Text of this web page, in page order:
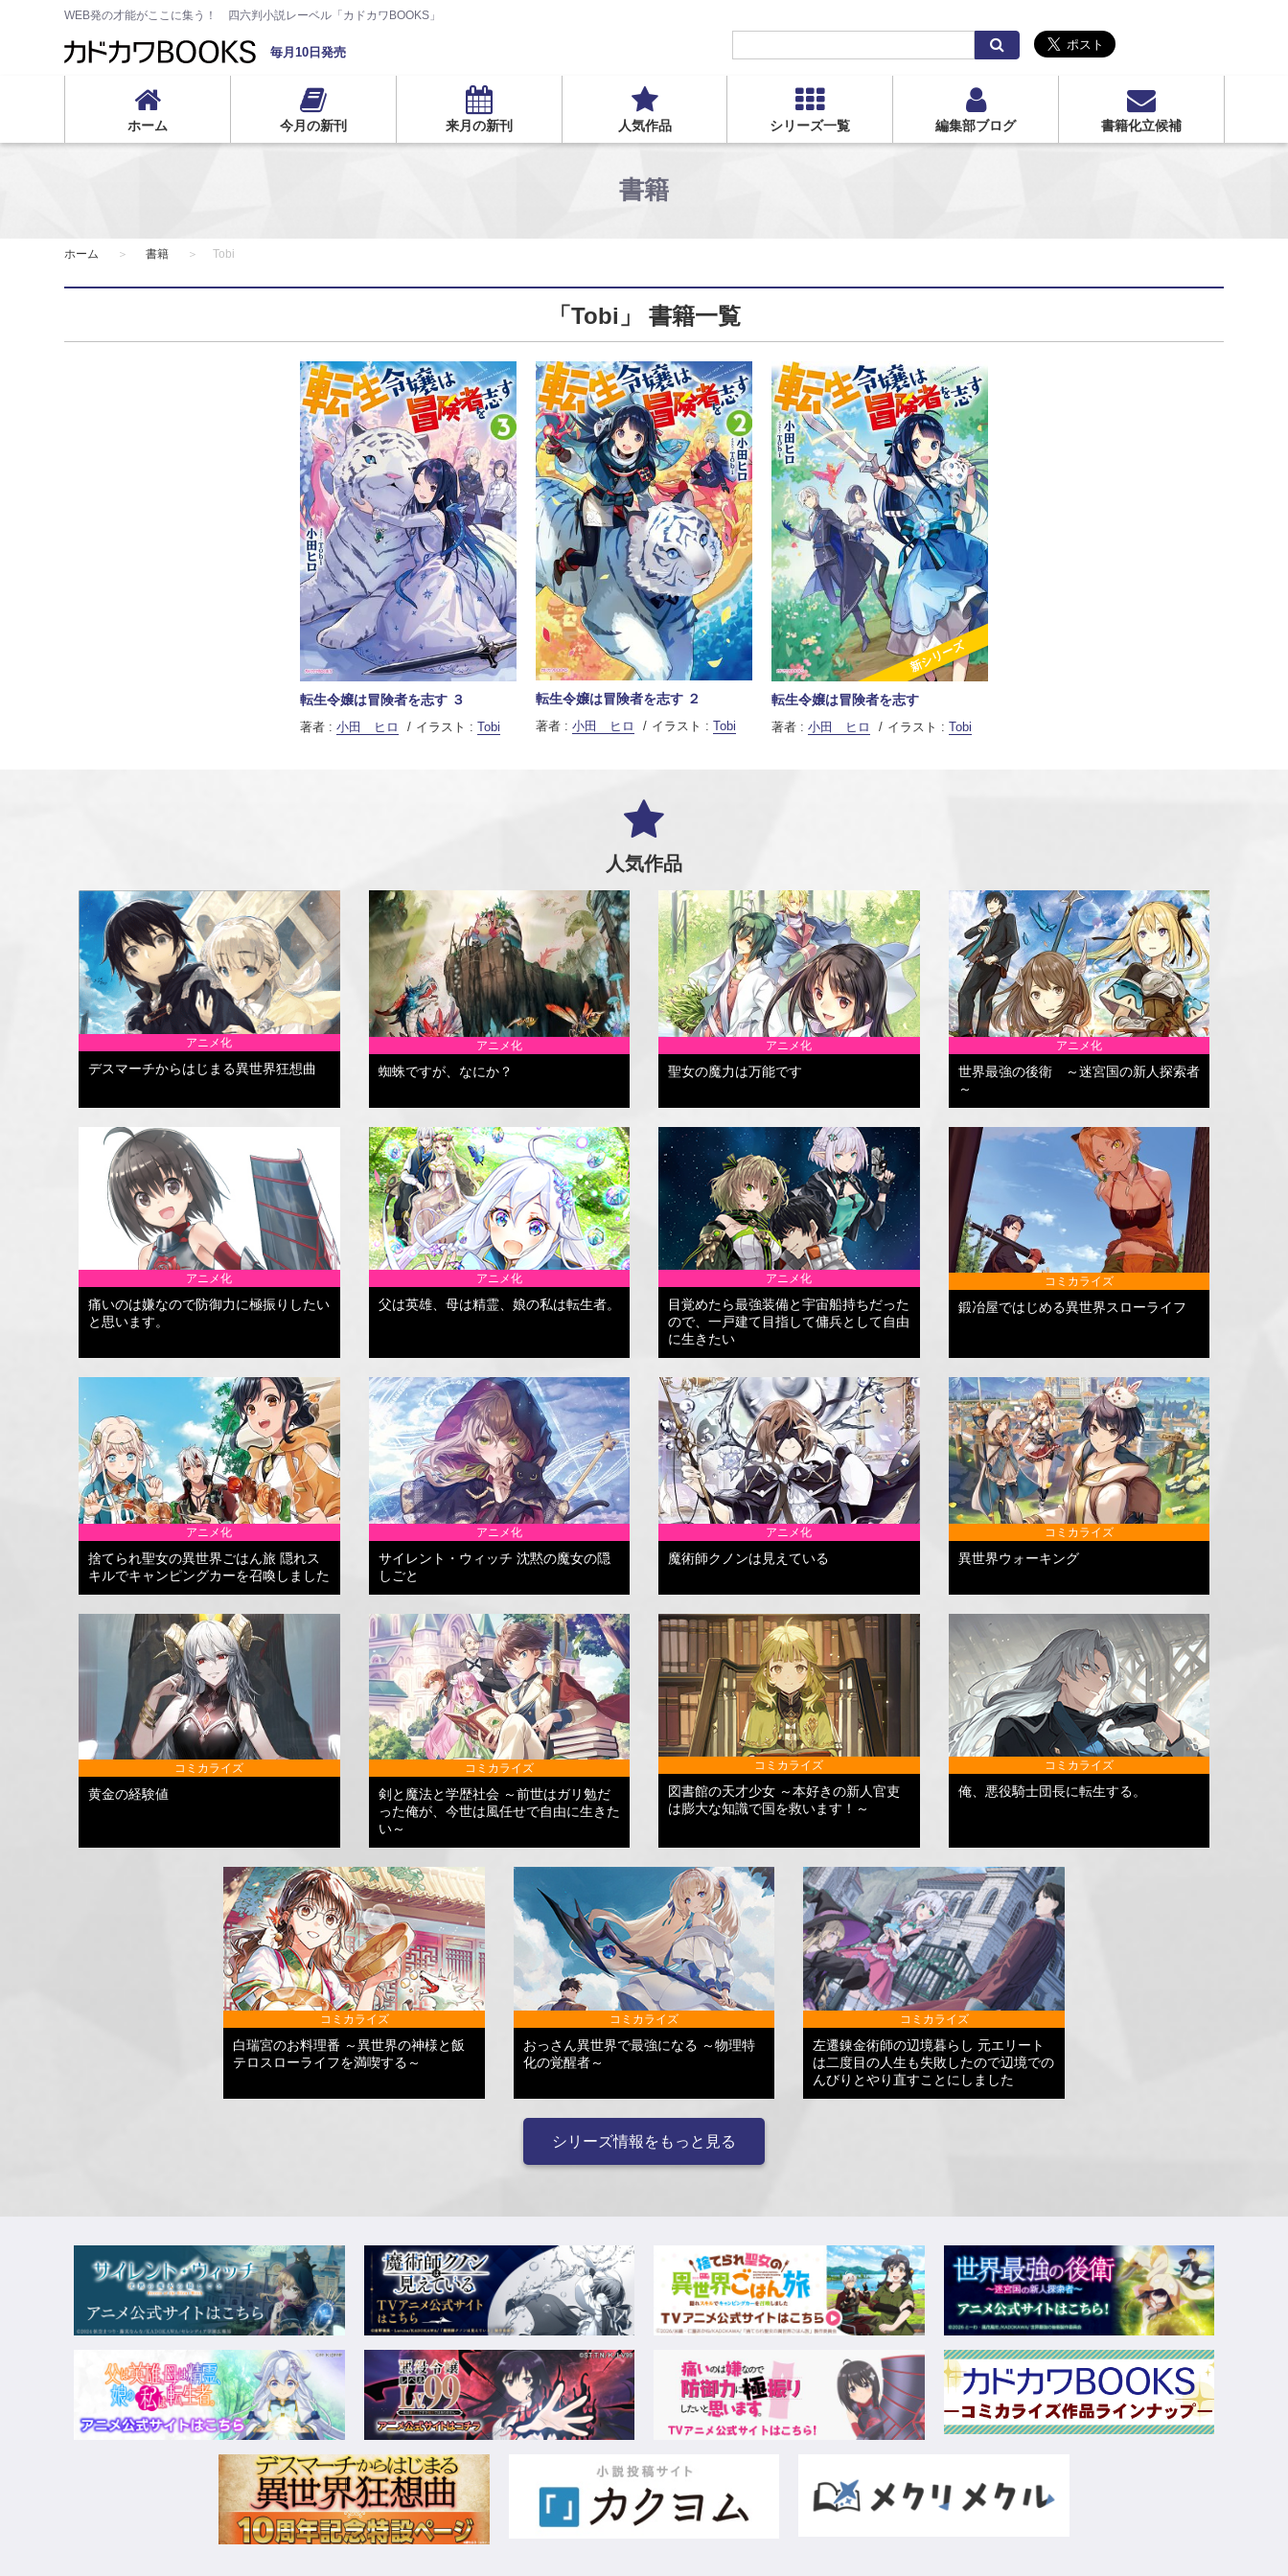
WEB発の才能がここに集う！ 四六判小説レーベル「カドカワBOOKS」
毎月10日発売
索
ホーム 今月の新刊 来月の新刊 人気作品 シリーズ一覧 編集部ブログ 書籍化立候補
書籍
ホーム 書籍 Tobi
「Tobi」 書籍一覧
転生令嬢は冒険者を志す ３
著者 : 小田 ヒロ イラスト : Tobi
転生令嬢は冒険者を志す ２
著者 : 小田 ヒロ イラスト : Tobi
新シリーズ
転生令嬢は冒険者を志す
著者 : 小田 ヒロ イラスト : Tobi
人気作品
アニメ化
デスマーチからはじまる異世界狂想曲
アニメ化
蜘蛛ですが、なにか？
アニメ化
聖女の魔力は万能です
アニメ化
世界最強の後衛 ～迷宮国の新人探索者
～
アニメ化
痛いのは嫌なので防御力に極振りしたい
と思います。
アニメ化
父は英雄、母は精霊、娘の私は転生者。
アニメ化
目覚めたら最強装備と宇宙船持ちだった
ので、一戸建て目指して傭兵として自由
に生きたい
コミカライズ
鍛冶屋ではじめる異世界スローライフ
アニメ化
捨てられ聖女の異世界ごはん旅 隠れス
キルでキャンピングカーを召喚しました
アニメ化
サイレント・ウィッチ 沈黙の魔女の隠
しごと
アニメ化
魔術師クノンは見えている
コミカライズ
異世界ウォーキング
コミカライズ
黄金の経験値
コミカライズ
剣と魔法と学歴社会 ～前世はガリ勉だ
った俺が、今世は風任せで自由に生きた
い～
コミカライズ
図書館の天才少女 ～本好きの新人官吏
は膨大な知識で国を救います！～
コミカライズ
俺、悪役騎士団長に転生する。
コミカライズ
白瑞宮のお料理番 ～異世界の神様と飯
テロスローライフを満喫する～
コミカライズ
おっさん異世界で最強になる ～物理特
化の覚醒者～
コミカライズ
左遷錬金術師の辺境暮らし 元エリート
は二度目の人生も失敗したので辺境での
んびりとやり直すことにしました
シリーズ情報をもっと見る